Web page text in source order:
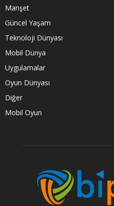
Manşet
Güncel Yaşam
Teknoloji Dünyası
Mobil Dünya
Uygulamalar
Oyun Dünyası
Diğer
Mobil Oyun